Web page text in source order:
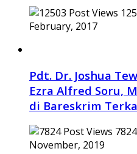
February, 2017
Pdt. Dr. Joshua
Ezra Alfred Soru,
di Bareskrim
7824
November, 2019